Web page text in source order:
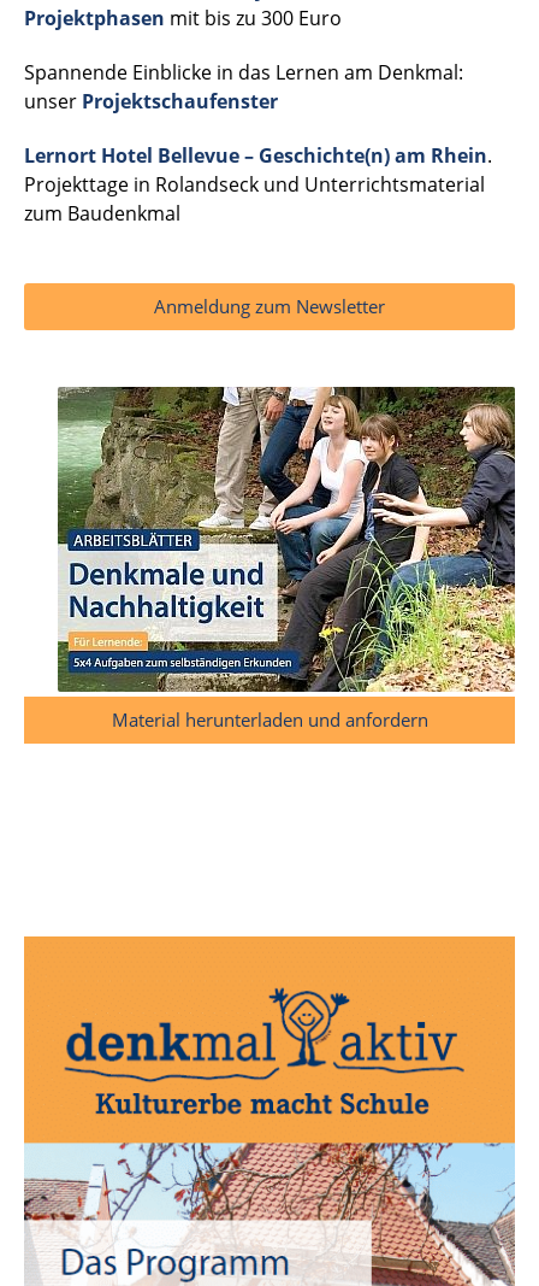
Projektphasen mit bis zu 300 Euro
Spannende Einblicke in das Lernen am Denkmal:
unser Projektschaufenster
Lernort Hotel Bellevue – Geschichte(n) am Rhein.
Projekttage in Rolandseck und Unterrichtsmaterial
zum Baudenkmal
Anmeldung zum Newsletter
Material herunterladen und anfordern